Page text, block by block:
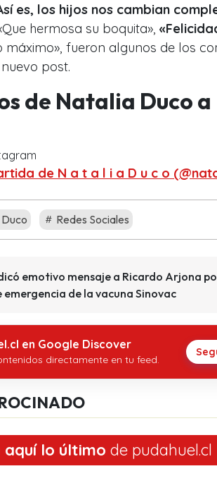
es, los hijos nos cambian
hermosa su boquita»,
máximo», fueron algunos de los
post.
de Natalia Duco a
de N a t a l i a D u c o
Redes Sociales
emotivo mensaje a Ricardo Arjona
emergencia de la vacuna Sinovac
en Google Discover
directamente en tu feed.
aquí lo último de pudahuel.cl